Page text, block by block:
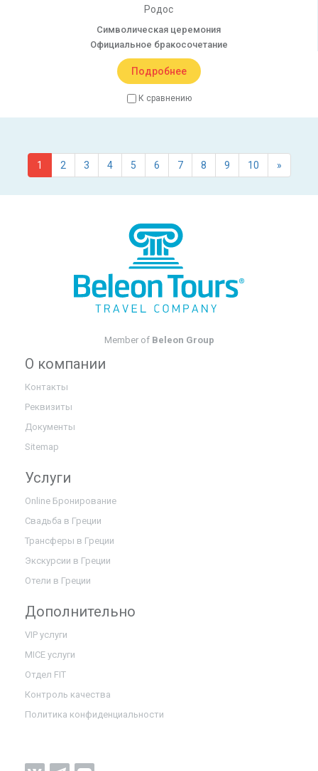
Родос
Символическая церемония
Официальное бракосочетание
Подробнее
К сравнению
1 2 3 4 5 6 7 8 9 10 »
Member of Beleon Group
О компании
Контакты
Реквизиты
Документы
Sitemap
Услуги
Online Бронирование
Свадьба в Греции
Трансферы в Греции
Экскурсии в Греции
Отели в Греции
Дополнительно
VIP услуги
MICE услуги
Отдел FIT
Контроль качества
Политика конфиденциальности